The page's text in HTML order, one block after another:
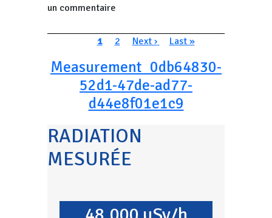
un commentaire
PaginationPage courante
1 Page
2 Page suivante
Next › Dernière page
Last »
Measurement_0db64830-
52d1-47de-ad77-
d44e8f01e1c9
RADIATION
MESURÉE